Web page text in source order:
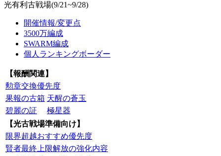
光有利古戦場(9/21~9/28)
開催情報/変更点
3500万編成
SWARM編成
個人ランキングボーダー
【報酬関連】
勲章交換優先度
果報の古箱 天醒の蒼玉
碧麗の証
極星器
【光古戦場準備向け】
限界超越おすすめ優先度
賢者最終上限解放の強化内容